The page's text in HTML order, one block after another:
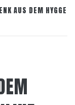
AUS DEM HYGGE